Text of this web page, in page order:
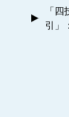
「
引」